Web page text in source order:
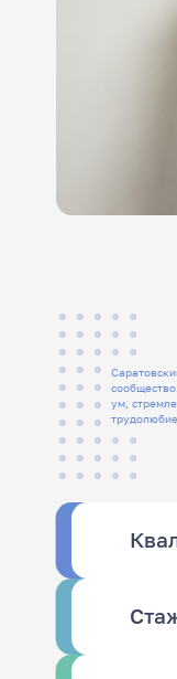
ум, стремление к диалогу, системность и